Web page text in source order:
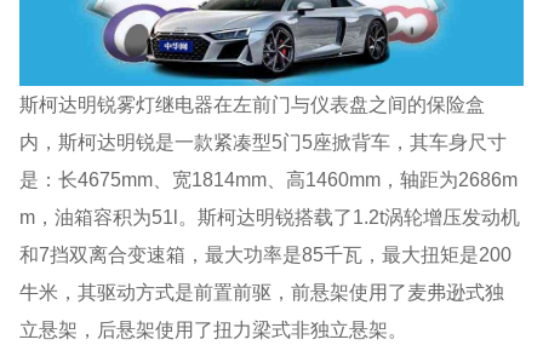
斯柯达明锐雾灯继电器在左前门与仪表盘之间的保险盒
内，斯柯达明锐是一款紧凑型5门5座掀背车，其车身尺寸
是：长4675mm、宽1814mm、高1460mm，轴距为2686m
m，油箱容积为51l。斯柯达明锐搭载了1.2t涡轮增压发动机
和7挡双离合变速箱，最大功率是85千瓦，最大扭矩是200
牛米，其驱动方式是前置前驱，前悬架使用了麦弗逊式独
立悬架，后悬架使用了扭力梁式非独立悬架。